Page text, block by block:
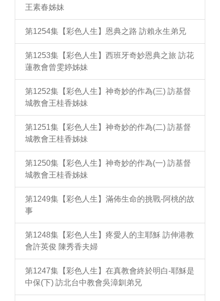
王素春姊妹
第1254集【彩色人生】恩典之路 訪賴永生弟兄
第1253集【彩色人生】西班牙奇妙恩典之旅 訪花
蓮教會曾雯婷姊妹
第1252集【彩色人生】神奇妙的作為(三) 訪基督
城教會王桂香姊妹
第1251集【彩色人生】神奇妙的作為(二) 訪基督
城教會王桂香姊妹
第1250集【彩色人生】神奇妙的作為(一) 訪基督
城教會王桂香姊妹
第1249集【彩色人生】滿佈生命的挑戰-阿桃的故
事
第1248集【彩色人生】疼愛人的主耶穌 訪伸港教
會許英俊 陳秀香夫婦
第1247集【彩色人生】在真教會終於明白-耶穌是
中保(下) 訪北台中教會吳漳釧弟兄